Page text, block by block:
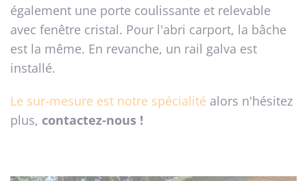
également une porte coulissante et relevable
avec fenêtre cristal. Pour l'abri carport, la bâche
est la même. En revanche, un rail galva est
installé.
Le sur-mesure est notre spécialité alors n'hésitez
plus, contactez-nous !